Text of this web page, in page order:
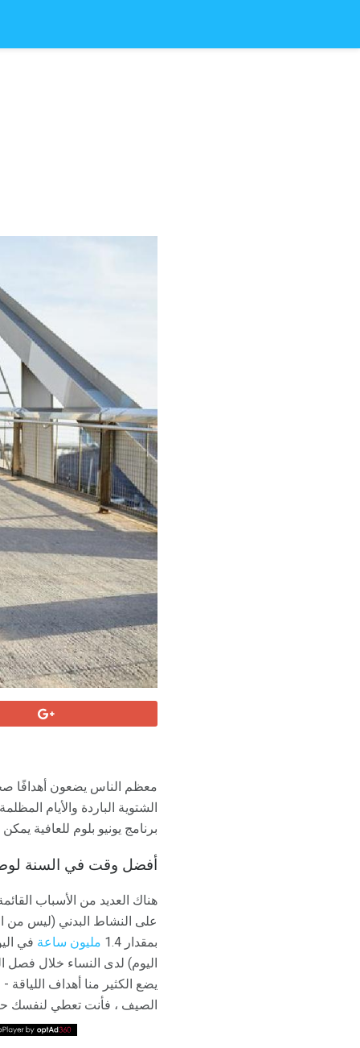
معظم الناس يضعون أهدافًا
الشتوية الباردة والأيام
برنامج يونيو بلوم للعافية
أفضل وقت في السنة
هناك العديد من الأسباب
على النشاط البدني (ليس من
بمقدار 1.4
مليون ساعة
اليوم) لدى النساء خلال فصل
يضع الكثير منا أهداف
الصيف ، فأنت تعطي لنفسك